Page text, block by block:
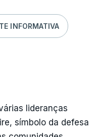
INFORMATIVA
lideranças
símbolo da defesa